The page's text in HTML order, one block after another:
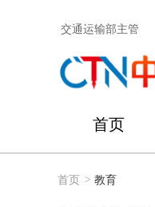
交通运输部主管
首页
首页 > 教育